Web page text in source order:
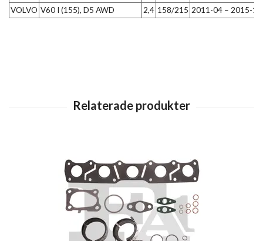
VOLVO V60 I (155), D5 AWD 2,4 158/215 2011-04 – 2015-12